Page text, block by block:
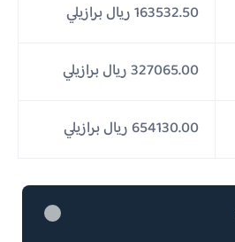
163532.50 ريال برازيلي
327065.00 ريال برازيلي
654130.00 ريال برازيلي